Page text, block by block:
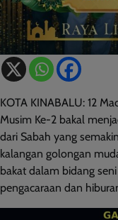
KOTA KINABALU: 12
Musim Ke-2 bakal
dari Sabah yang
kalangan golongan
bakat dalam bidang
pengacaraan dan